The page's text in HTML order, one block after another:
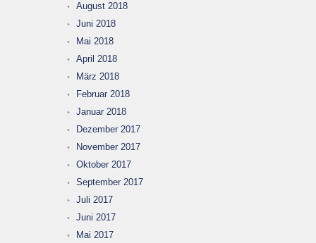
August 2018
Juni 2018
Mai 2018
April 2018
März 2018
Februar 2018
Januar 2018
Dezember 2017
November 2017
Oktober 2017
September 2017
Juli 2017
Juni 2017
Mai 2017